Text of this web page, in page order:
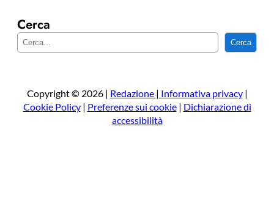
Cerca
e
a
Cerca
Copyright © 2026 | Redazione | Informativa privacy|
Cookie Policy| Preferenze sui cookie| Dichiarazione di
accessibilità